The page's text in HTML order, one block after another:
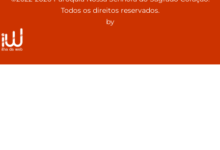
Todos os direitos reservados.
by